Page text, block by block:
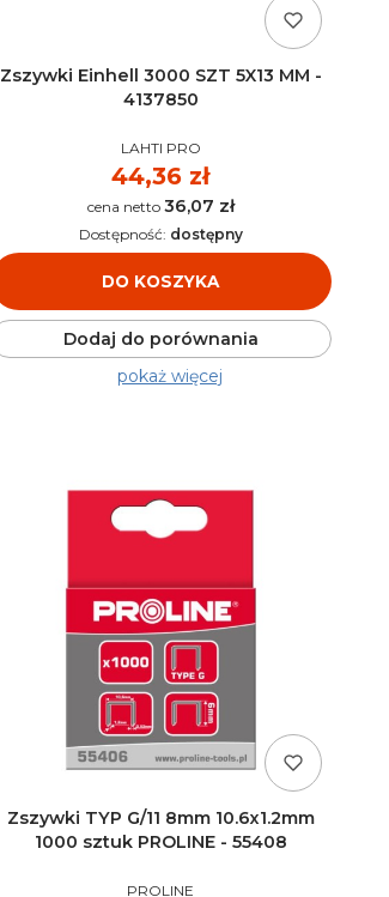
Zszywki Einhell 3000 SZT 5X13 MM -
4137850
PRODUCENT
LAHTI PRO
Cena
44,36 zł
Cena 36,07 zł
DO KOSZYKA
Dostępność: dostępny
Dodaj do porównania
pokaż więcej
Zszywki TYP G/11 8mm 10.6x1.2mm
1000 sztuk PROLINE - 55408
PRODUCENT
PROLINE